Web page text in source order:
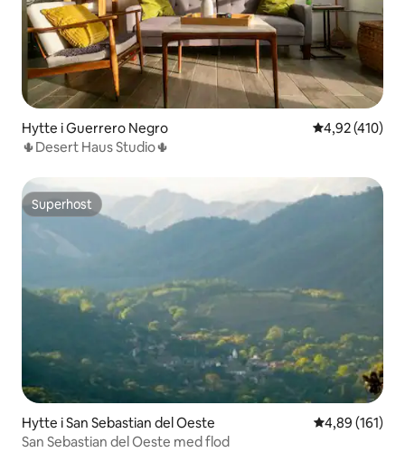
Hytte i Guerrero Negro 4,92 ud af 5 i
4,92 (410)
🌵Desert Haus Studio🌵
Superhost
Superhost
Hytte i San Sebastian del Oeste 4,89 ud af 5 i
4,89 (161)
San Sebastian del Oeste med flod